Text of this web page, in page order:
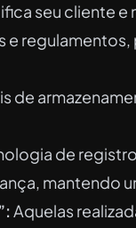
seu cliente e
e
de
de
mantendo
Aquelas